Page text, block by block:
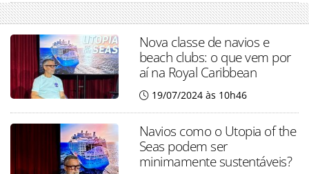
Nova classe de navios e
beach clubs: o que vem por
aí na Royal Caribbean
19/07/2024 às 10h46
Navios como o Utopia of the
Seas podem ser
minimamente sustentáveis?